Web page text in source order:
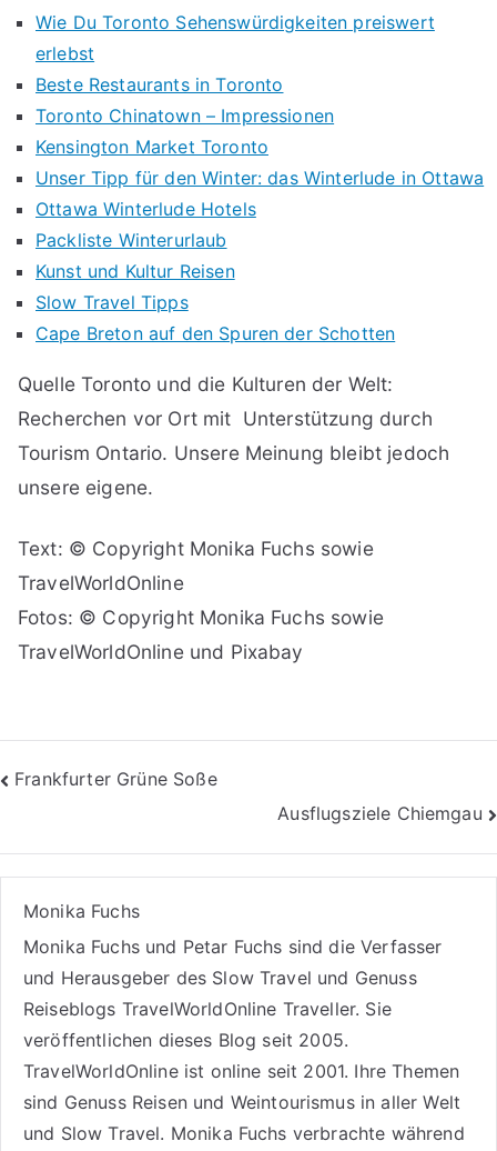
Wie Du Toronto Sehenswürdigkeiten preiswert
erlebst
Beste Restaurants in Toronto
Toronto Chinatown – Impressionen
Kensington Market Toronto
Unser Tipp für den Winter: das Winterlude in Ottawa
Ottawa Winterlude Hotels
Packliste Winterurlaub
Kunst und Kultur Reisen
Slow Travel Tipps
Cape Breton auf den Spuren der Schotten
Quelle Toronto und die Kulturen der Welt:
Recherchen vor Ort mit Unterstützung durch
Tourism Ontario. Unsere Meinung bleibt jedoch
unsere eigene.
Text: © Copyright Monika Fuchs sowie
TravelWorldOnline
Fotos: © Copyright Monika Fuchs sowie
TravelWorldOnline und Pixabay
Beitragsnavigation
Frankfurter Grüne Soße
Ausflugsziele Chiemgau
Monika Fuchs
Monika Fuchs und Petar Fuchs sind die Verfasser
und Herausgeber des Slow Travel und Genuss
Reiseblogs TravelWorldOnline Traveller. Sie
veröffentlichen dieses Blog seit 2005.
TravelWorldOnline ist online seit 2001. Ihre Themen
sind Genuss Reisenund Weintourismusin aller Welt
und Slow Travel. Monika Fuchs verbrachte während